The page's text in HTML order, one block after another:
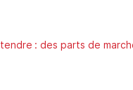
: des parts de